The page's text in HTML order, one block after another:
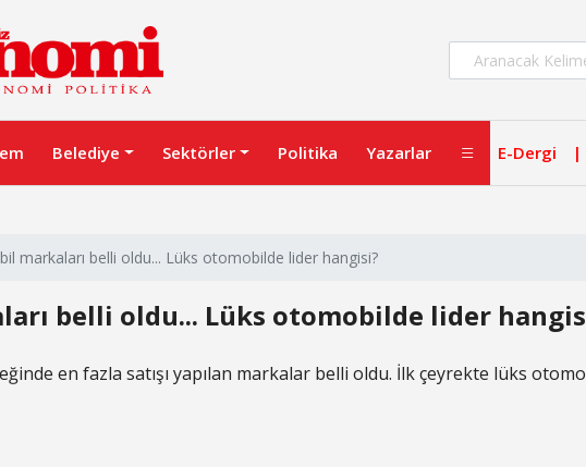
Belediye Sektörler Politika Yazarlar E-Dergi
markaları belli oldu... Lüks otomobilde lider hangisi?
belli oldu... Lüks otomobilde lider
en fazla satışı yapılan markalar belli oldu. İlk çeyrekte lüks